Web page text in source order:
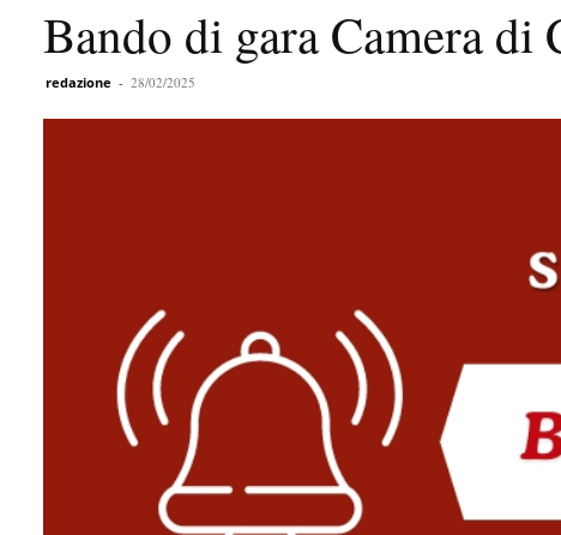
Bando di gara Camera
redazione - 28/02/2025